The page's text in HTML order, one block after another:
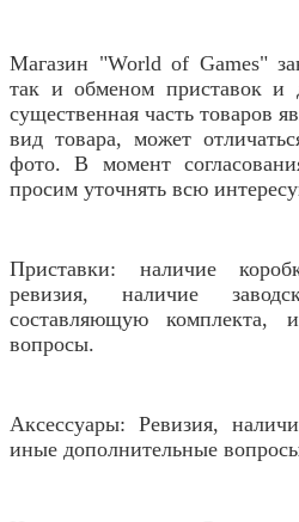
Магазин "World of Games"
так и обменом приставок и
существенная часть товаров
вид товара, может
фото. В момент
просим уточнять всю
Приставки: наличие
ревизия, наличие
составляющую комплекта,
вопросы.
Аксессуары: Ревизия,
иные дополнительные